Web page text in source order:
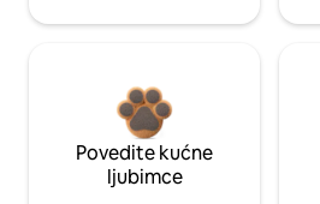
Povedite kućne
ljubimce